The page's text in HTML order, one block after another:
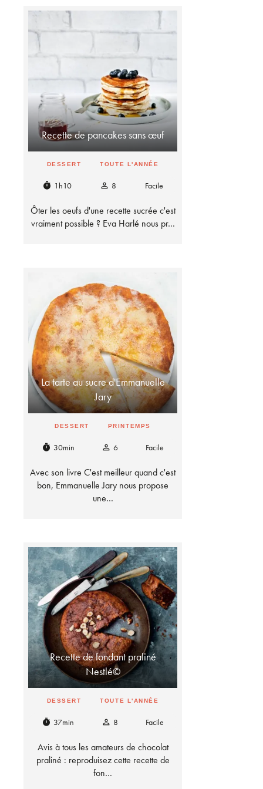
Recette de pancakes sans œuf
DESSERT TOUTE L'ANNÉE
timer 1h10 person_outline 8 Facile
Ôter les oeufs d'une recette sucrée c'est
vraiment possible ? Eva Harlé nous pr…
La tarte au sucre d'Emmanuelle
Jary
DESSERT PRINTEMPS
timer 30min person_outline 6 Facile
Avec son livre C'est meilleur quand c'est
bon, Emmanuelle Jary nous propose
une…
Recette de fondant praliné
Nestlé©
DESSERT TOUTE L'ANNÉE
timer 37min person_outline 8 Facile
Avis à tous les amateurs de chocolat
praliné : reproduisez cette recette de
fon…